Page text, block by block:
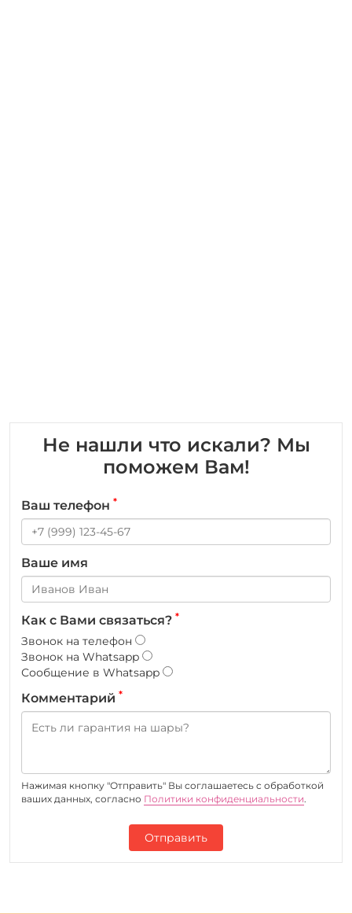
Не нашли что искали? Мы
поможем Вам!
Ваш телефон *
Ваше имя
Как с Вами связаться? *
Звонок на телефон
Звонок на Whatsapp
Сообщение в Whatsapp
Комментарий *
Нажимая кнопку "Отправить" Вы соглашаетесь c обработкой
ваших данных, согласно Политики конфиденциальности.
Отправить